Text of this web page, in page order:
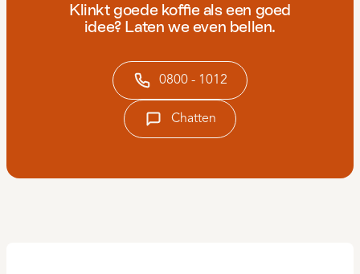
Klinkt goede koffie als een goed
idee? Laten we even bellen.
0800 - 1012
Chatten